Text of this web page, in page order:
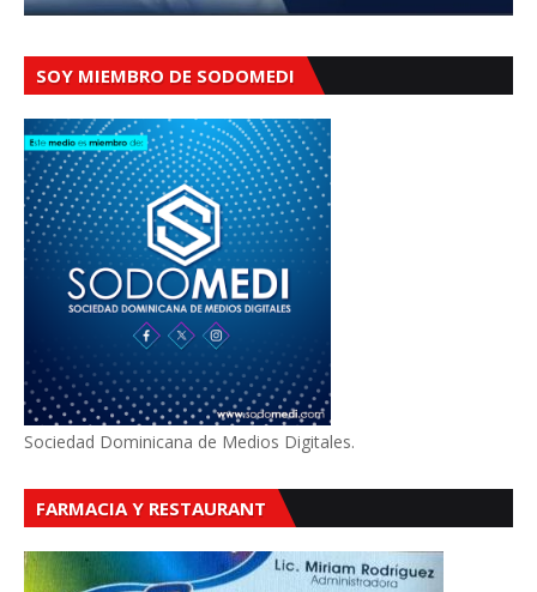
SOY MIEMBRO DE SODOMEDI
Sociedad Dominicana de Medios Digitales.
FARMACIA Y RESTAURANT